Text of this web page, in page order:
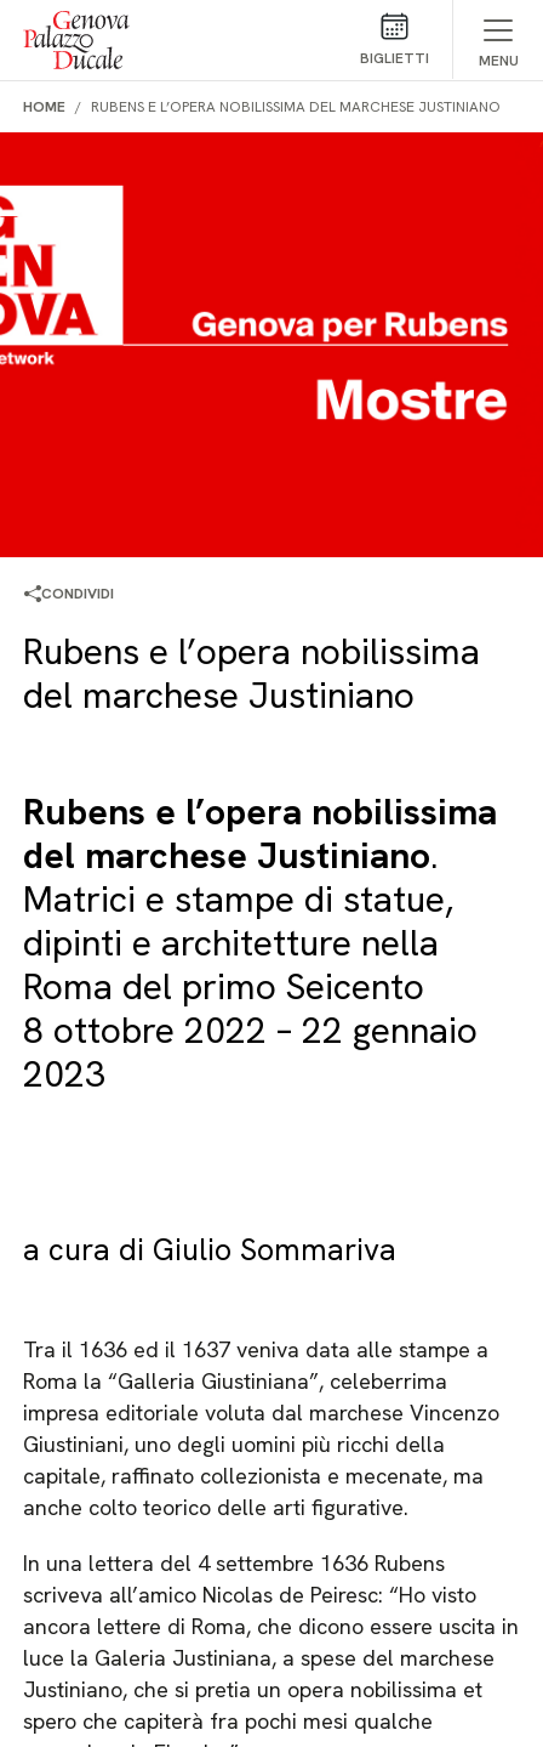
Salta al contenuto
BIGLIETTI MENU
HOME RUBENS E L’OPERA NOBILISSIMA DEL MARCHESE JUSTINIANO
CONDIVIDI
Rubens e l’opera nobilissima
del marchese Justiniano
Rubens e l’opera nobilissima
del marchese Justiniano.
Matrici e stampe di statue,
dipinti e architetture nella
Roma del primo Seicento
8 ottobre 2022 – 22 gennaio
2023
a cura di Giulio Sommariva
Tra il 1636 ed il 1637 veniva data alle stampe a
Roma la “Galleria Giustiniana”, celeberrima
impresa editoriale voluta dal marchese Vincenzo
Giustiniani, uno degli uomini più ricchi della
capitale, raffinato collezionista e mecenate, ma
anche colto teorico delle arti figurative.
In una lettera del 4 settembre 1636 Rubens
scriveva all’amico Nicolas de Peiresc: “Ho visto
ancora lettere di Roma, che dicono essere uscita in
luce la Galeria Justiniana, a spese del marchese
Justiniano, che si pretia un opera nobilissima et
spero che capiterà fra pochi mesi qualche